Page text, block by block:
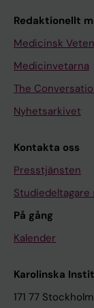
Redaktionellt
Medicinsk
Medicinvetarna
The
Nyhetsarkivet
Kontakta oss
Presstjänsten
Studiedeltagare
På gång
Kalender
Karolinska
171 77 Stockholm